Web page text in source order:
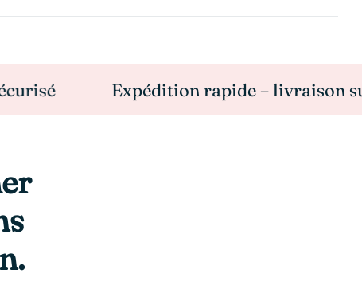
Expédition rapide – livraison suivie